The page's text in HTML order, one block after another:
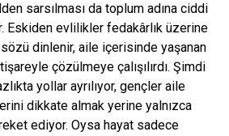
sarsılması da toplum adına ciddi
Eskiden evlilikler fedakârlık üzerine
dinlenir, aile içerisinde yaşanan
çözülmeye çalışılırdı. Şimdi
yollar ayrılıyor, gençler aile
dikkate almak yerine yalnızca
ediyor. Oysa hayat sadece